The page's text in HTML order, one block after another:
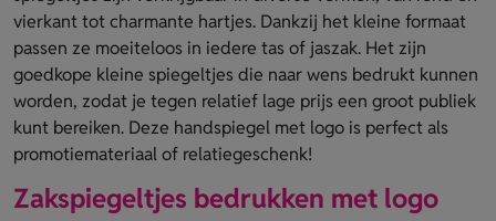
vierkant tot charmante hartjes. Dankzij het kleine formaat
passen ze moeiteloos in iedere tas of jaszak. Het zijn
goedkope kleine spiegeltjes die naar wens bedrukt kunnen
worden, zodat je tegen relatief lage prijs een groot publiek
kunt bereiken. Deze handspiegel met logo is perfect als
promotiemateriaal of relatiegeschenk!
Zakspiegeltjes bedrukken met logo